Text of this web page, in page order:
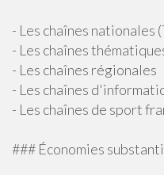
- Les chaînes nationales
- Les chaînes
- Les chaînes régionales
- Les chaînes
- Les chaînes de sport
### Économies